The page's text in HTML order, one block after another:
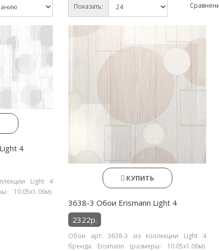
Показать:
4
Light 4
10.05х1.06м).
КУПИТЬ
3638-3 Обои Erismann Light 4
2322р.
Обои арт. 3638-3 из коллекции Light 4
бренда Erismann (размеры: 10.05х1.06м).